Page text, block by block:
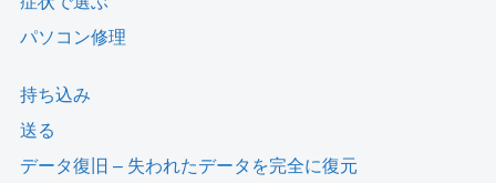
パソコン修理
持ち込み
送る
データ復旧 – 失われたデータを完全に復元